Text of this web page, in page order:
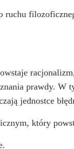
ruchu
prawdy. W
jednostce
który